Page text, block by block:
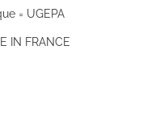
= UGEPA
IN FRANCE